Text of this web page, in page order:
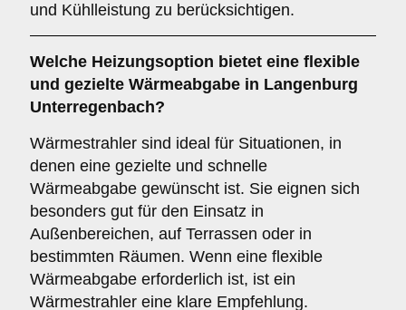
und Kühlleistung zu berücksichtigen.
Welche Heizungsoption bietet eine flexible
und gezielte Wärmeabgabe in Langenburg
Unterregenbach?
Wärmestrahler sind ideal für Situationen, in
denen eine gezielte und schnelle
Wärmeabgabe gewünscht ist. Sie eignen sich
besonders gut für den Einsatz in
Außenbereichen, auf Terrassen oder in
bestimmten Räumen. Wenn eine flexible
Wärmeabgabe erforderlich ist, ist ein
Wärmestrahler eine klare Empfehlung.